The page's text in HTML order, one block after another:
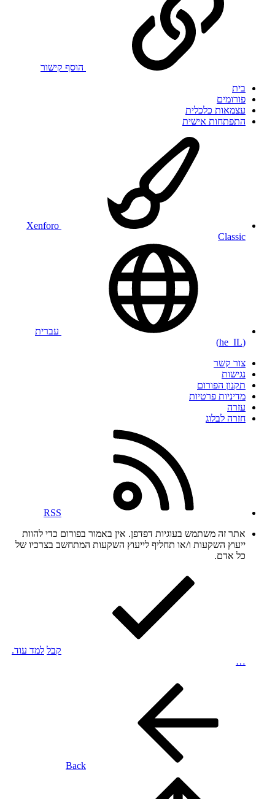
הוסף קישור
בית
פורומים
עצמאות כלכלית
התפתחות אישית
Xenforo
Classic
עברית
(he_IL)
צור קשר
נגישות
תקנון הפורום
מדיניות פרטיות
עזרה
חזרה לבלוג
RSS
אתר זה משתמש בעוגיות דפדפן. אין באמור בפורום כדי להוות
ייעוץ השקעות ו/או תחליף לייעוץ השקעות המתחשב בצרכיו של
כל אדם.
קבל למד עוד.
…
Back